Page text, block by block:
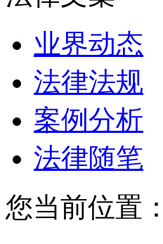
业界动态
法律法规
案例分析
法律随笔
您当前位置：